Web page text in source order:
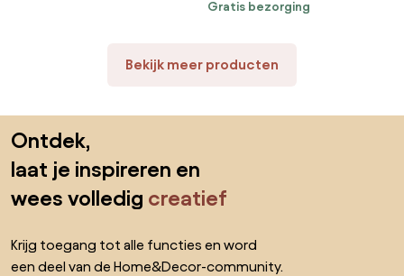
Gratis bezorging
Bekijk meer producten
Ontdek,
laat je inspireren en
wees volledig creatief
Krijg toegang tot alle functies en word
een deel van de Home&Decor-community.